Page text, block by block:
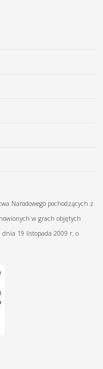
Narodowego pochodzących z
w grach objętych
19 listopada 2009 r. o